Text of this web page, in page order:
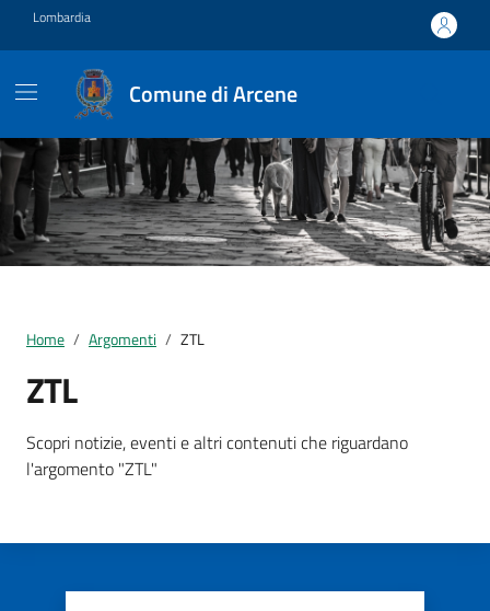
Vai ai contenuti
Vai al footer
Lombardia
Comune di Arcene
Home Argomenti ZTL
ZTL
Dettagli della notizia
Scopri notizie, eventi e altri contenuti che riguardano
l'argomento "ZTL"